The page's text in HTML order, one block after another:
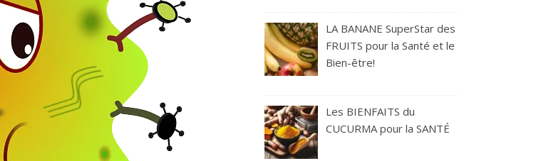
LA BANANE SuperStar des
FRUITS pour la Santé et le
Bien-être!
Les BIENFAITS du
CUCURMA pour la SANTÉ